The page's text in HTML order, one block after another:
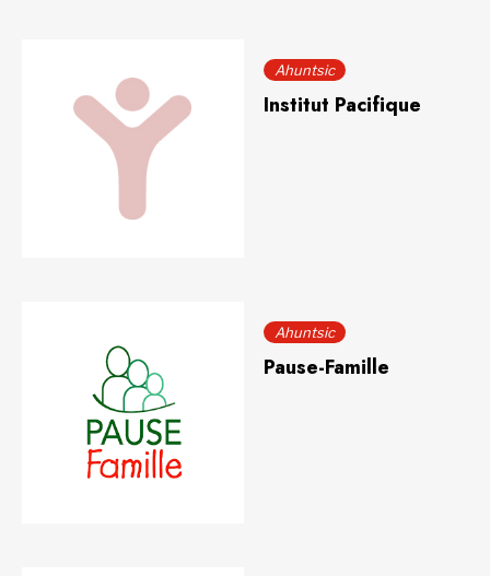
Ahuntsic
Institut Pacifique
Ahuntsic
Pause-Famille